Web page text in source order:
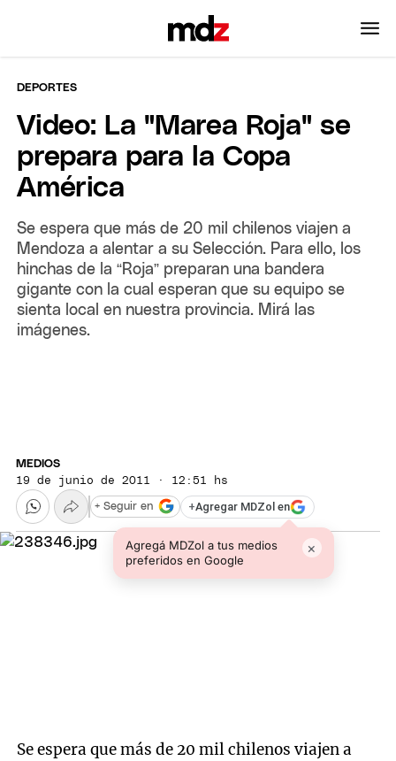
DEPORTES
Video: La "Marea Roja" se
prepara para la Copa
América
Se espera que más de 20 mil chilenos viajen a
Mendoza a alentar a su Selección. Para ello, los
hinchas de la “Roja” preparan una bandera
gigante con la cual esperan que su equipo se
sienta local en nuestra provincia. Mirá las
imágenes.
MEDIOS
19 de junio de 2011 · 12:51 hs
+Agregar MDZol en
Agregá MDZol a tus medios
preferidos en Google
×
+ Seguir en
Se espera que más de 20 mil chilenos viajen a